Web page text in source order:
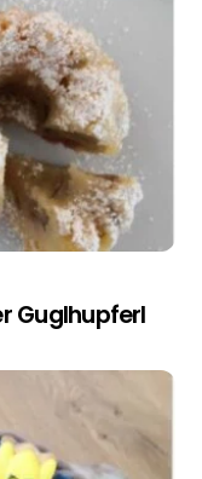
Guglhupferl